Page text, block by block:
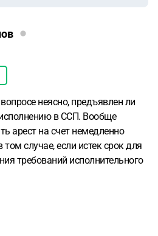
неясно, предъявлен ли
в ССП. Вообще
арест на счет немедленно
случае, если истек срок для
требований исполнительного